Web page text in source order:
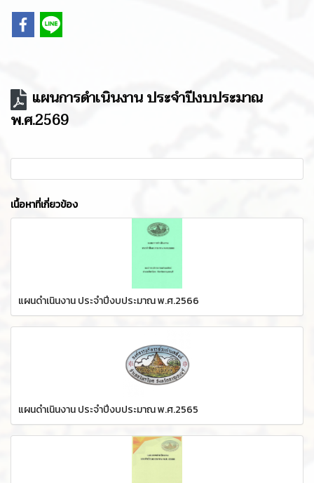
แผนการดำเนินงาน ประจำปีงบประมาณ
พ.ศ.2569
เนื้อหาที่เกี่ยวข้อง
แผนดำเนินงาน ประจำปีงบประมาณ พ.ศ.2566
แผนดำเนินงาน ประจำปีงบประมาณ พ.ศ.2565